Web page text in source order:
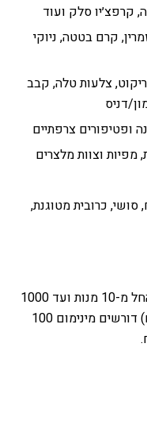
קרפצ׳יו סלק ועוד
קרם בטטה, ניוקי
אנטריקוט, צלעות טלה, קבב
דניס
ופטיפורים צרפתיים
מפיות וצוות מלצרים
כרובית מטוגנת,
מ-10 מנות ועד 1000
מנות. תפריטי הפרימיום (170 ו-300 ש״ח) דורשים מינימום 100